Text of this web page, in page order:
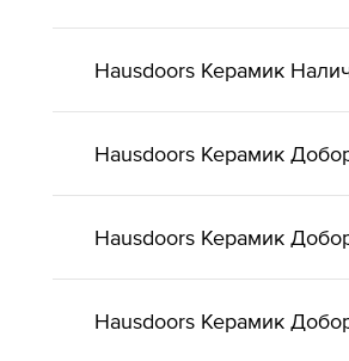
Hausdoors Керамик
Hausdoors Керамик
Hausdoors Керамик
Hausdoors Керамик